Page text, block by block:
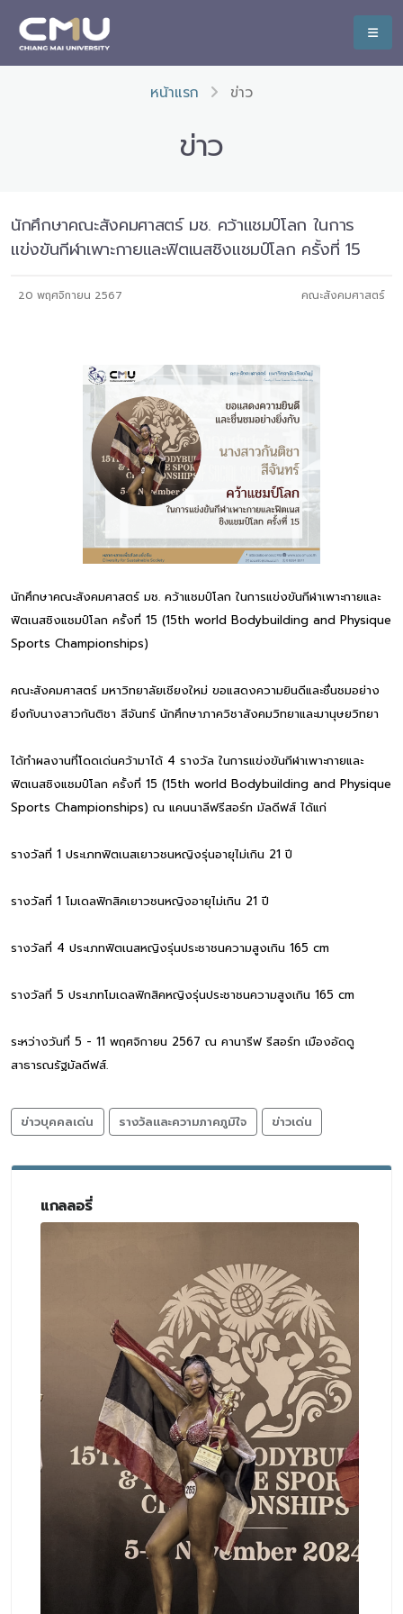
หน้าแรก ข่าว
ข่าว
นักศึกษาคณะสังคมศาสตร์ มช. คว้าแชมป์โลก ในการ
แข่งขันกีฬาเพาะกายและฟิตเนสชิงแชมป์โลก ครั้งที่ 15
20 พฤศจิกายน 2567 คณะสังคมศาสตร์
นักศึกษาคณะสังคมศาสตร์ มช. คว้าแชมป์โลก ในการแข่งขันกีฬาเพาะกายและ
ฟิตเนสชิงแชมป์โลก ครั้งที่ 15 (15th world Bodybuilding and Physique
Sports Championships)
คณะสังคมศาสตร์ มหาวิทยาลัยเชียงใหม่ ขอแสดงความยินดีและชื่นชมอย่าง
ยิ่งกับนางสาวกันติชา สีจันทร์ นักศึกษาภาควิชาสังคมวิทยาและมานุษยวิทยา
ได้ทำผลงานที่โดดเด่นคว้ามาได้ 4 รางวัล ในการแข่งขันกีฬาเพาะกายและ
ฟิตเนสชิงแชมป์โลก ครั้งที่ 15 (15th world Bodybuilding and Physique
Sports Championships) ณ แคนนาลีฟรีสอร์ท มัลดีฟส์ ได้แก่
รางวัลที่ 1 ประเภทฟิตเนสเยาวชนหญิงรุ่นอายุไม่เกิน 21 ปี
รางวัลที่ 1 โมเดลฟิกสิคเยาวชนหญิงอายุไม่เกิน 21 ปี
รางวัลที่ 4 ประเภทฟิตเนสหญิงรุ่นประชาชนความสูงเกิน 165 cm
รางวัลที่ 5 ประเภทโมเดลฟิกสิคหญิงรุ่นประชาชนความสูงเกิน 165 cm
ระหว่างวันที่ 5 - 11 พฤศจิกายน 2567 ณ คานารีฟ รีสอร์ท เมืองอัดดู
สาธารณรัฐมัลดีฟส์.
ข่าวบุคคลเด่น รางวัลและความภาคภูมิใจ ข่าวเด่น
แกลลอรี่